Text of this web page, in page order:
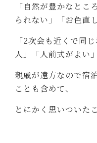
「自然が豊かなとこ
られない」「お色直
「2次会も近くで同
人」「人前式がよい
親戚が遠方なので宿
ことも含めて、
とにかく思いついた